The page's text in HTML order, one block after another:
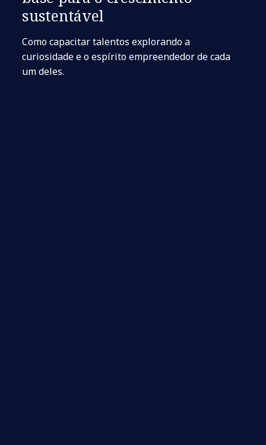
sustentável
Como capacitar talentos explorando a
curiosidade e o espírito empreendedor de cada
um deles.